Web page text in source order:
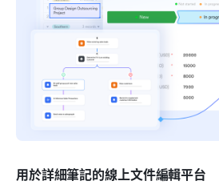
用於詳細筆記的線上文件編輯平台